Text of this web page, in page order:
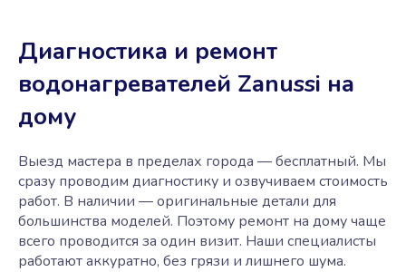
Диагностика и ремонт
водонагревателей Zanussi на
дому
Выезд мастера в пределах города — бесплатный. Мы
сразу проводим диагностику и озвучиваем стоимость
работ. В наличии — оригинальные детали для
большинства моделей. Поэтому ремонт на дому чаще
всего проводится за один визит. Наши специалисты
работают аккуратно, без грязи и лишнего шума.